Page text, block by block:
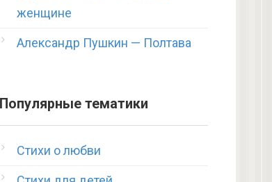
женщине
Александр Пушкин — Полтава
Популярные тематики
Стихи о любви